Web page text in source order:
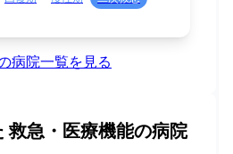
病院一覧を見る
救急・医療機能の病院